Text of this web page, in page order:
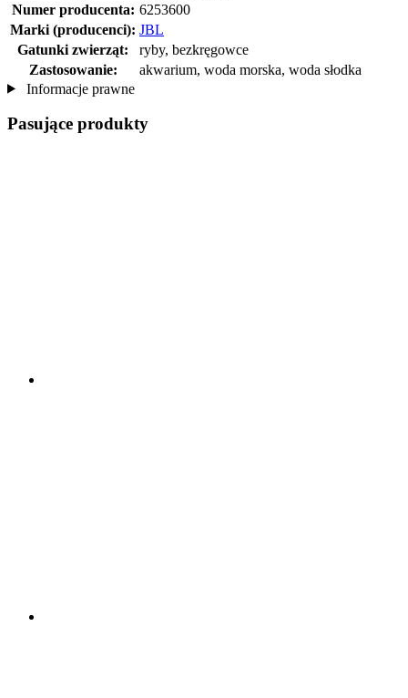
Numer producenta: 6253600
Marki (producenci): JBL
Gatunki zwierząt:
ryby, bezkręgowce
Zastosowanie:
akwarium, woda morska, woda słodka
Informacje prawne
Pasujące produkty